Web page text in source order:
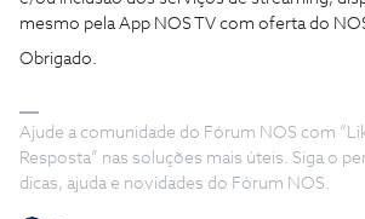
mesmo pela App NOS TV com oferta do
Obrigado.
Ajude a comunidade do Fórum NOS com
Resposta” nas soluções mais úteis. Siga o
dicas, ajuda e novidades do Fórum NOS.